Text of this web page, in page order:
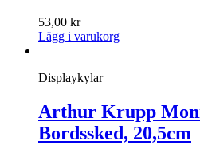
53,00 kr
Lägg i varukorg
Displaykylar
Arthur Krupp
Bordssked, 20,5cm